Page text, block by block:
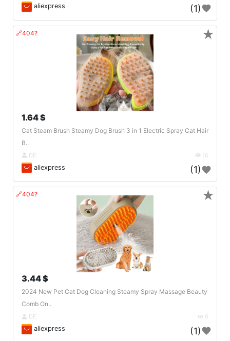
aliexpress (1)
🔗404?
1.64 $
Cat Steam Brush Steamy Dog Brush 3 in 1 Electric Spray Cat Hair
B..
DE 16
aliexpress (1)
★
🔗404?
3.44 $
2024 New Pet Cat Dog Cleaning Steamy Spray Massage Beauty
Comb On..
DE 6
aliexpress (1)
★